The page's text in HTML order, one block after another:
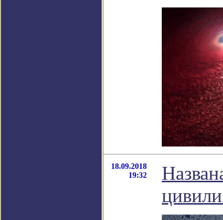
18.09.2018
19:32